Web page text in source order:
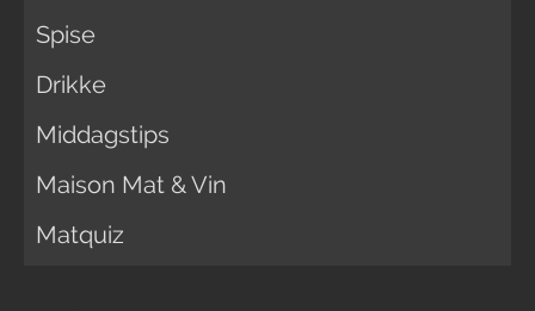
Spise
Drikke
Middagstips
Maison Mat & Vin
Matquiz